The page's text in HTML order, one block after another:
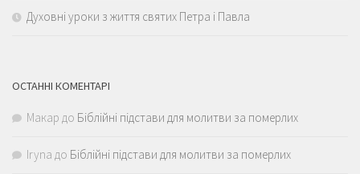
Духовні уроки з життя святих Петра і Павла
ОСТАННІ КОМЕНТАРІ
Макар до Біблійні підстави для молитви за померлих
Iryna до Біблійні підстави для молитви за померлих